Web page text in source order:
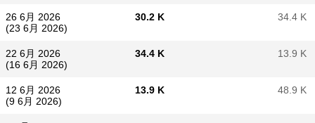
26 6月 2026
(23 6月 2026)
30.2 K 34.4 K
22 6月 2026
(16 6月 2026)
34.4 K 13.9 K
12 6月 2026
(9 6月 2026)
13.9 K 48.9 K